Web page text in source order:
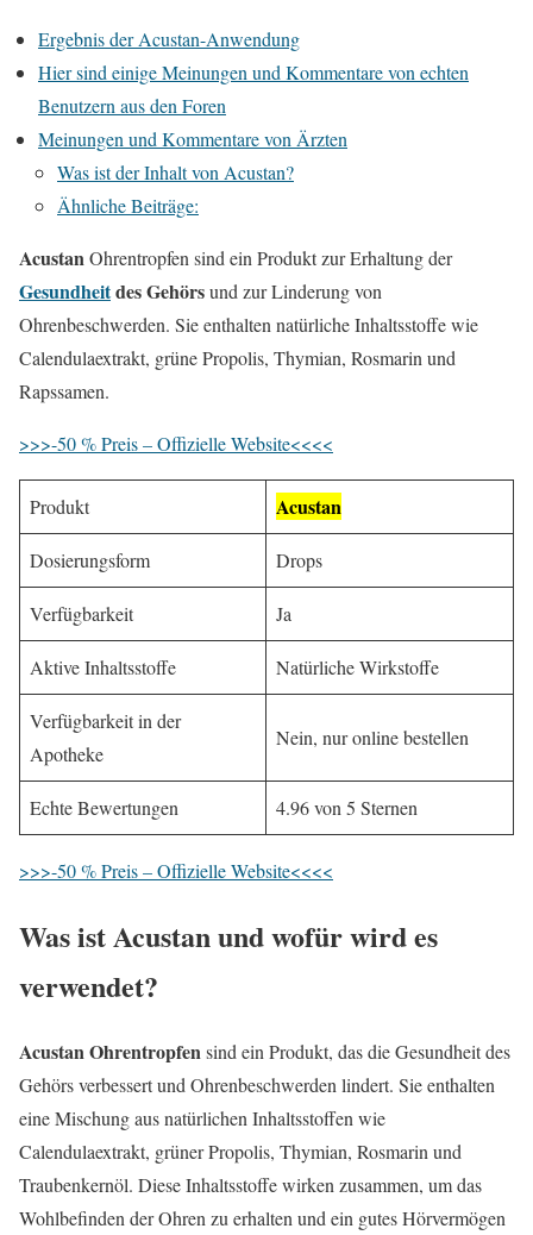
Ergebnis der Acustan-Anwendung
Hier sind einige Meinungen und Kommentare von echten
Benutzern aus den Foren
Meinungen und Kommentare von Ärzten
Was ist der Inhalt von Acustan?
Ähnliche Beiträge:
AcustanOhrentropfen sind ein Produkt zur Erhaltung der
Gesundheitdes Gehörsund zur Linderung von
Ohrenbeschwerden. Sie enthalten natürliche Inhaltsstoffe wie
Calendulaextrakt, grüne Propolis, Thymian, Rosmarin und
Rapssamen.
>>>-50 % Preis – Offizielle Website<<<<
Produkt Acustan
Dosierungsform Drops
Verfügbarkeit Ja
Aktive Inhaltsstoffe Natürliche Wirkstoffe
Verfügbarkeit in der
Apotheke
Nein, nur online bestellen
Echte Bewertungen 4.96 von 5 Sternen
>>>-50 % Preis – Offizielle Website<<<<
Was ist Acustan und wofür wird es
verwendet?
Acustan Ohrentropfen sind ein Produkt, das die Gesundheit des
Gehörs verbessert und Ohrenbeschwerden lindert. Sie enthalten
eine Mischung aus natürlichen Inhaltsstoffen wie
Calendulaextrakt, grüner Propolis, Thymian, Rosmarin und
Traubenkernöl. Diese Inhaltsstoffe wirken zusammen, um das
Wohlbefinden der Ohren zu erhalten und ein gutes Hörvermögen